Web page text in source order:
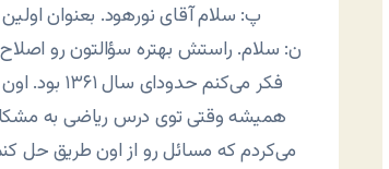
پ: سلام آقای نورهود. بعنوان
ن: سلام. راستش بهتره سؤالتون رو
همیشه وقتی توی درس ریاضی به
می‌کردم که مسائل رو از اون طریق حل